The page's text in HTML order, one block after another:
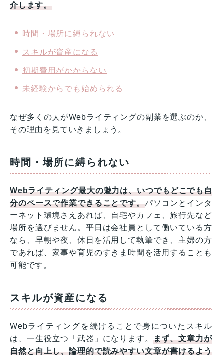
介します。
時間・場所に縛られない
スキルが資産になる
初期費用がかからない
未経験からでも始められる
なぜ多くの人がWebライティングの副業を選ぶのか、
その理由を見ていきましょう。
時間・場所に縛られない
Webライティング最大の魅力は、いつでもどこでも自
分のペースで作業できることです。パソコンとインタ
ーネット環境さえあれば、自宅やカフェ、旅行先など
場所を選びません。平日は会社員として働いている方
なら、早朝や夜、休日を活用して執筆でき、主婦の方
であれば、家事や育児のすきま時間を活用することも
可能です。
スキルが資産になる
Webライティングを続けることで身についたスキル
は、一生役立つ「武器」になります。まず、文章力が
自然と向上し、論理的で読みやすい文章が書けるよう